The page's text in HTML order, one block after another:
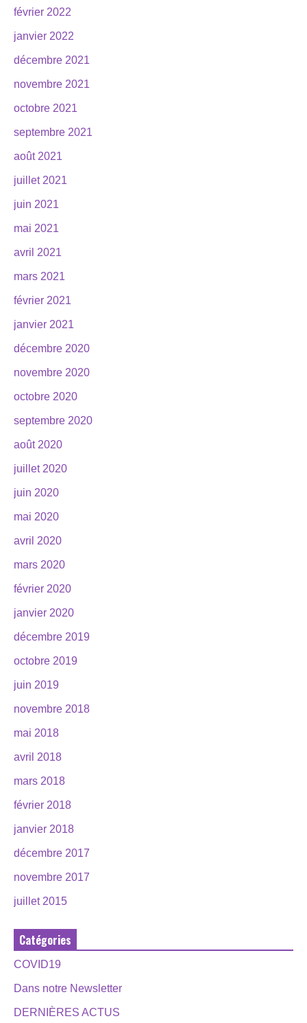
février 2022
janvier 2022
décembre 2021
novembre 2021
octobre 2021
septembre 2021
août 2021
juillet 2021
juin 2021
mai 2021
avril 2021
mars 2021
février 2021
janvier 2021
décembre 2020
novembre 2020
octobre 2020
septembre 2020
août 2020
juillet 2020
juin 2020
mai 2020
avril 2020
mars 2020
février 2020
janvier 2020
décembre 2019
octobre 2019
juin 2019
novembre 2018
mai 2018
avril 2018
mars 2018
février 2018
janvier 2018
décembre 2017
novembre 2017
juillet 2015
Catégories
COVID19
Dans notre Newsletter
DERNIÈRES ACTUS